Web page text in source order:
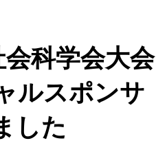
科学会大会
ルスポンサ
した